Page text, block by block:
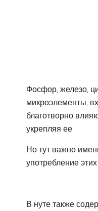
Фосфор, железо,
микроэлементы,
благотворно
укрепляя ее
Но тут важно
употребление
В нуте также